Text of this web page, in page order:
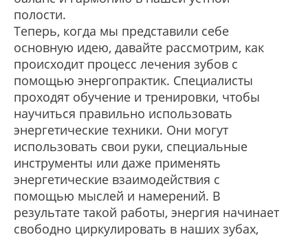
полости.
Теперь, когда мы представили себе
основную идею, давайте рассмотрим, как
происходит процесс лечения зубов с
помощью энергопрактик. Специалисты
проходят обучение и тренировки, чтобы
научиться правильно использовать
энергетические техники. Они могут
использовать свои руки, специальные
инструменты или даже применять
энергетические взаимодействия с
помощью мыслей и намерений. В
результате такой работы, энергия начинает
свободно циркулировать в наших зубах,